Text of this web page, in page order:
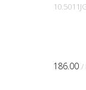
186.00 /